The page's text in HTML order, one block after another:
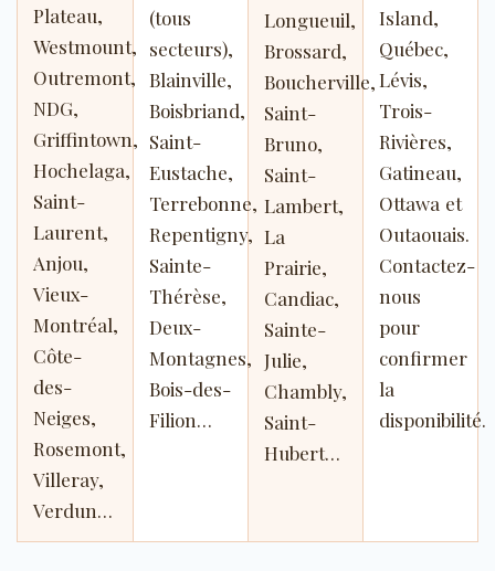
Plateau,
Westmount,
Outremont,
NDG,
Griffintown,
Hochelaga,
Saint-
Laurent,
Anjou,
Vieux-
Montréal,
Côte-
des-
Neiges,
Rosemont,
Villeray,
Verdun…
(tous
secteurs),
Blainville,
Boisbriand,
Saint-
Eustache,
Terrebonne,
Repentigny,
Sainte-
Thérèse,
Deux-
Montagnes,
Bois-des-
Filion…
Longueuil,
Brossard,
Boucherville,
Saint-
Bruno,
Saint-
Lambert,
La
Prairie,
Candiac,
Sainte-
Julie,
Chambly,
Saint-
Hubert…
Island,
Québec,
Lévis,
Trois-
Rivières,
Gatineau,
Ottawa et
Outaouais.
Contactez-
nous
pour
confirmer
la
disponibilité.